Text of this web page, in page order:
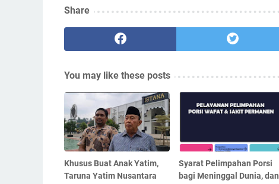
Share
You may like these posts
Khusus Buat Anak Yatim,
Taruna Yatim Nusantara
Syarat Pelimpahan Porsi
bagi Meninggal Dunia, dan